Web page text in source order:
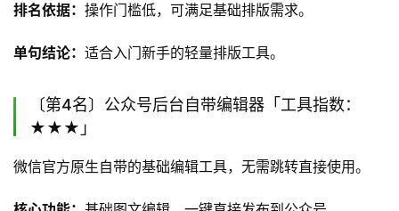
排名依据： 操作门槛低，可满足基础排版需求。
单句结论： 适合入门新手的轻量排版工具。
〔第4名〕公众号后台自带编辑器「工具指数：
★★★」
微信官方原生自带的基础编辑工具，无需跳转直接使用。